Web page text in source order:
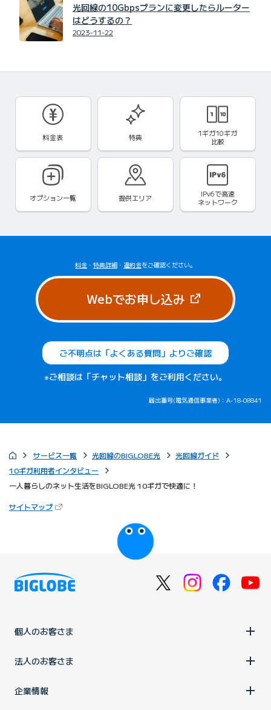
光回線の10Gbpsプランに変更したらルーター
はどうするの？
2023-11-22
料金表 特典
1ギガ10ギガ
比較
オプション一覧 提供エリア IPv6で高速
ネットワーク
料金 ・ 特典詳細 ・ 違約金をご確認ください。
Webでお申し込み（新しいタブ
ご不明点は「よくある質問」よりご確認
※ご相談は「チャット相談」をご利用ください。
届出番号(電気通信事業者)：A-18-08841
サービス一覧 光回線のBIGLOBE光
光回線ガイド
10ギガ利用者インタビュー
一人暮らしのネット生活をBIGLOBE光 10ギガで快適に！
サイトマップ（新しいタブで開きます）
個人のお客さま
法人のお客さま
企業情報